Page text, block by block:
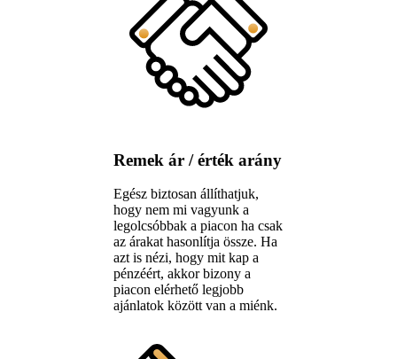
Remek ár / érték arány
Egész biztosan állíthatjuk,
hogy nem mi vagyunk a
legolcsóbbak a piacon ha csak
az árakat hasonlítja össze. Ha
azt is nézi, hogy mit kap a
pénzéért, akkor bizony a
piacon elérhető legjobb
ajánlatok között van a miénk.